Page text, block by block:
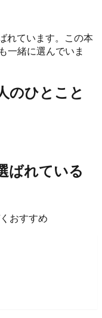
れています。 この本
一緒に選んでいま
のひとこと
ばれている
おすすめ